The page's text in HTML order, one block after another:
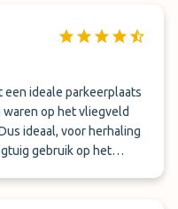
een ideale parkeerplaats
gebruik op het